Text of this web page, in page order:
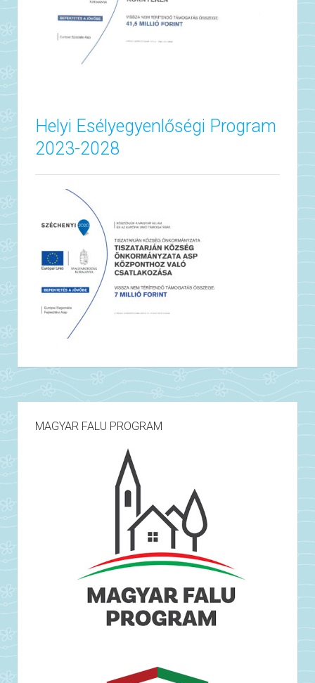
Helyi Esélyegyenlőségi Program
2023-2028
MAGYAR FALU PROGRAM